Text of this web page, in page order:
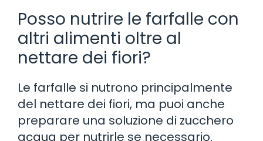
Posso nutrire le farfalle con
altri alimenti oltre al
nettare dei fiori?
Le farfalle si nutrono principalmente
del nettare dei fiori, ma puoi anche
preparare una soluzione di zucchero
acqua per nutrirle se necessario.